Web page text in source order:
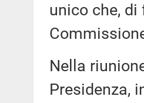
unico che,
Nella
Presidenza,